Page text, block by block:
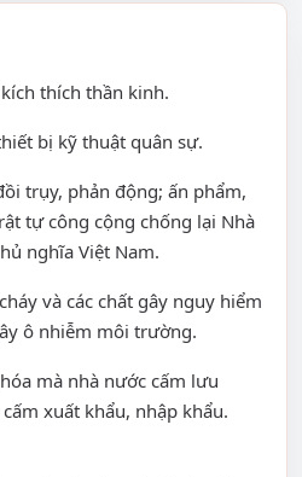
thích thần kinh.
bị kỹ thuật quân sự.
trụy, phản động; ấn phẩm,
tự công cộng chống lại Nhà
nghĩa Việt Nam.
và các chất gây nguy hiểm
ô nhiễm môi trường.
mà nhà nước cấm lưu
xuất khẩu, nhập khẩu.